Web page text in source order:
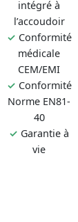
intégré à
l’accoudoir
✓ Conformité
médicale
CEM/EMI
✓ Conformité
Norme EN81-
40
✓ Garantie à
vie